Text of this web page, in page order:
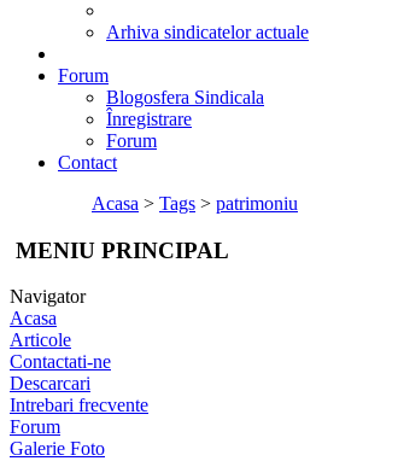
Arhiva sindicatelor actuale
Forum
Blogosfera Sindicala
Înregistrare
Forum
Contact
Acasa > Tags > patrimoniu
MENIU PRINCIPAL
Navigator
Acasa
Articole
Contactati-ne
Descarcari
Intrebari frecvente
Forum
Galerie Foto